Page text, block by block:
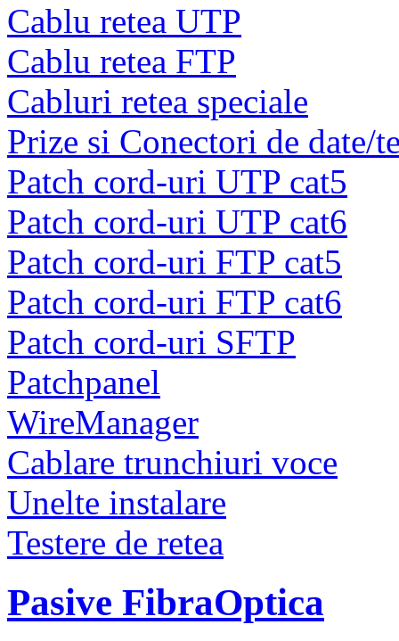
Cablu retea UTP
Cablu retea FTP
Cabluri retea speciale
Prize si Conectori de date/
Patch cord-uri UTP cat5
Patch cord-uri UTP cat6
Patch cord-uri FTP cat5
Patch cord-uri FTP cat6
Patch cord-uri SFTP
Patchpanel
WireManager
Cablare trunchiuri voce
Unelte instalare
Testere de retea
Pasive FibraOptica